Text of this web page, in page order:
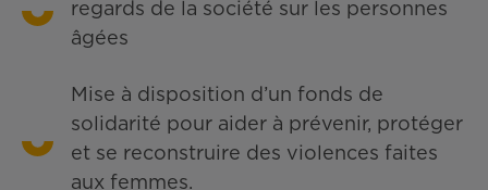
regards de la société sur les personnes
âgées
Mise à disposition d’un fonds de
solidarité pour aider à prévenir, protéger
et se reconstruire des violences faites
aux femmes.